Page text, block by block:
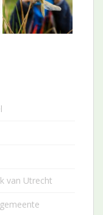
van Utrecht